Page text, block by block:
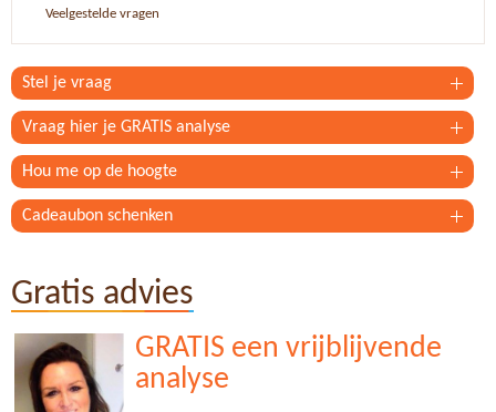
Veelgestelde vragen
Stel je vraag
Vraag hier je GRATIS analyse
Hou me op de hoogte
Cadeaubon schenken
Gratis advies
GRATIS een vrijblijvende
analyse